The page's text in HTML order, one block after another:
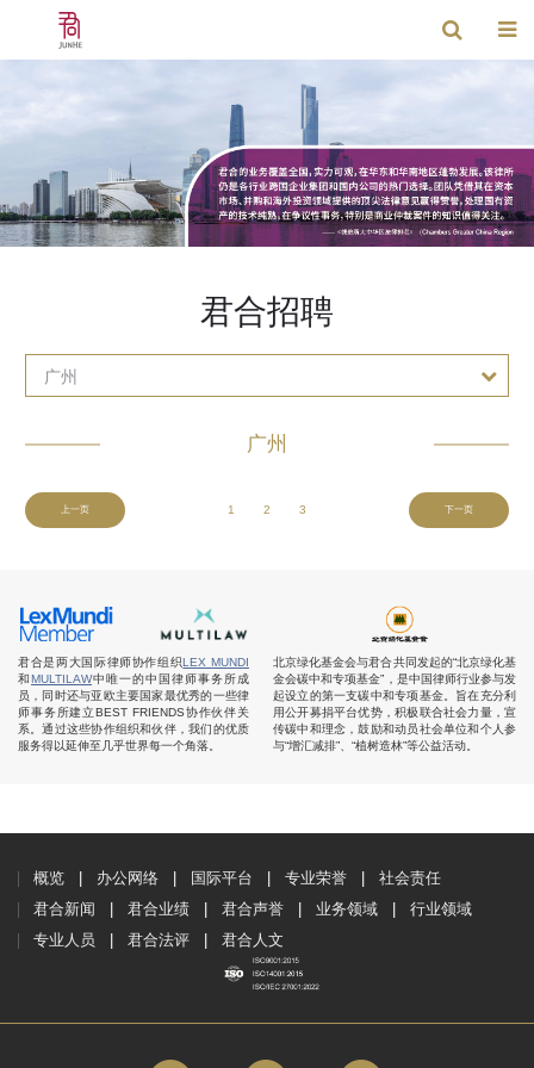
君合招聘
广州
广州
上一页 1 2 3 下一页
君合是两大国际律师协作组织LEX MUNDI
和MULTILAW中唯一的中国律师事务所成
员，同时还与亚欧主要国家最优秀的一些律
师事务所建立BEST FRIENDS协作伙伴关
系。通过这些协作组织和伙伴，我们的优质
服务得以延伸至几乎世界每一个角落。
北京绿化基金会与君合共同发起的“北京绿化基
金会碳中和专项基金”，是中国律师行业参与发
起设立的第一支碳中和专项基金。旨在充分利
用公开募捐平台优势，积极联合社会力量，宣
传碳中和理念，鼓励和动员社会单位和个人参
与“增汇减排”、“植树造林”等公益活动。
概览 办公网络 国际平台 专业荣誉
社会责任
君合新闻
君合业绩 君合声誉 业务领域
行业领域
专业人员
君合法评 君合人文